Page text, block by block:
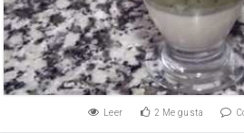
Leer 2 Me gusta